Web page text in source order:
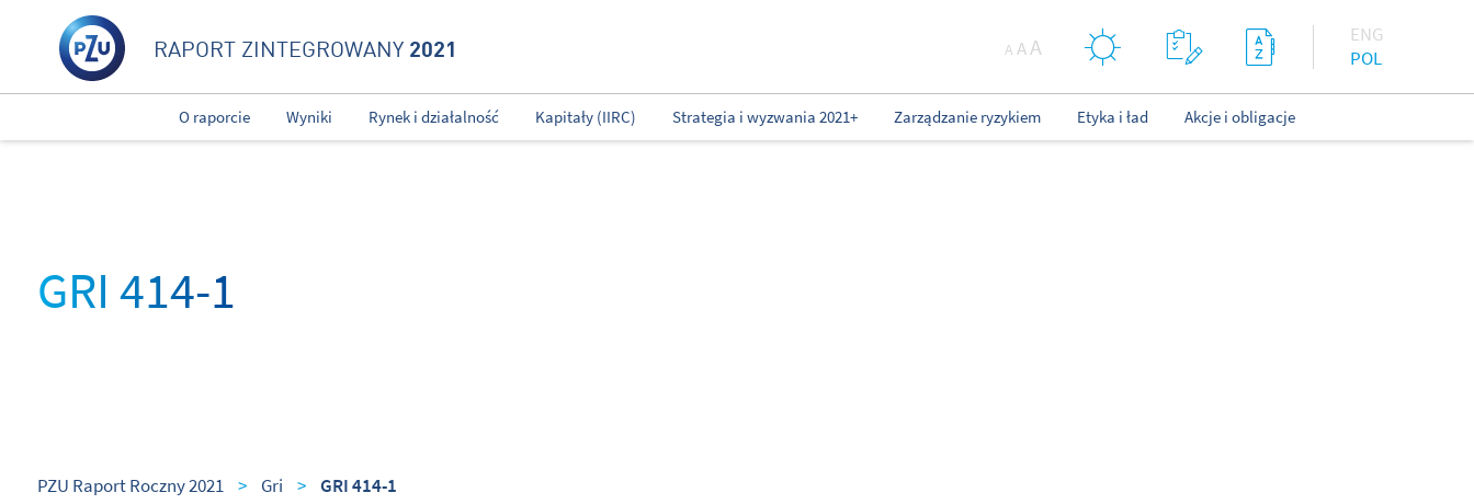
RAPORT ZINTEGROWANY 2021
ENG
POL
A AA
O raporcie Wyniki Rynek i działalność Kapitały (IIRC) Strategia i wyzwania 2021+ Zarządzanie ryzykiem Etyka i ład Akcje i obligacje
GRI 414-1
PZU Raport Roczny 2021 > Gri > GRI 414-1